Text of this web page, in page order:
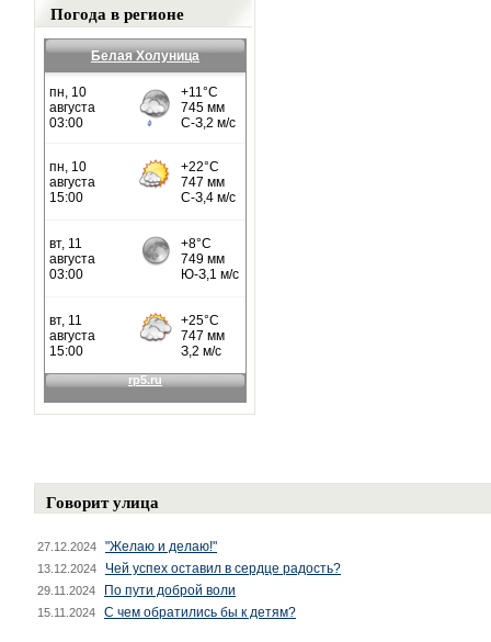
Погода в регионе
Белая Холуница
Говорит улица
27.12.2024 "Желаю и делаю!"
13.12.2024 Чей успех оставил в сердце радость?
29.11.2024 По пути доброй воли
15.11.2024 С чем обратились бы к детям?